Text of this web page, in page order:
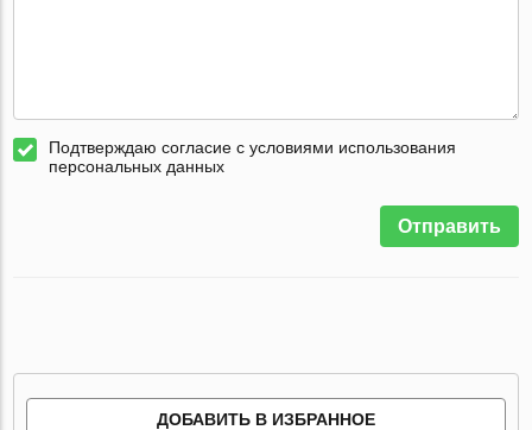
Подтверждаю согласие с условиями использования
персональных данных
Отправить
ДОБАВИТЬ В ИЗБРАННОЕ